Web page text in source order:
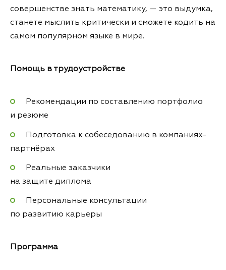
совершенстве знать математику, — это выдумка,
станете мыслить критически и сможете кодить на
самом популярном языке в мире.
Помощь в трудоустройстве
Рекомендации по составлению портфолио
и резюме
Подготовка к собеседованию в компаниях-
партнёрах
Реальные заказчики
на защите диплома
Персональные консультации
по развитию карьеры
Программа